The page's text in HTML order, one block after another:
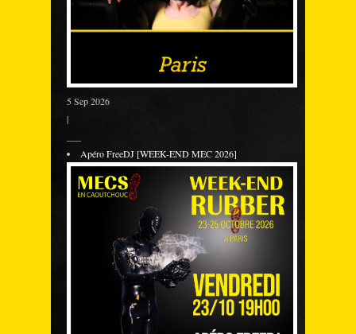
5 Sep 2026
|
Apéro FreeDJ [WEEK-END MEC 2026]